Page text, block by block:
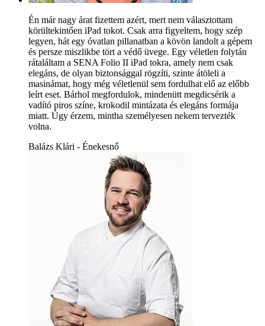
Én már nagy árat fizettem azért, mert nem választottam
körültekintően iPad tokot. Csak arra figyeltem, hogy szép
legyen, hát egy óvatlan pillanatban a kövön landolt a gépem
és persze miszlikbe tört a védő üvege. Egy véletlen folytán
rátaláltam a SENA Folio II iPad tokra, amely nem csak
elegáns, de olyan biztonsággal rögzíti, szinte átöleli a
masinámat, hogy még véletlenül sem fordulhat elő az előbb
leírt eset. Bárhol megfordulok, mindenütt megdicsérik a
vadító piros színe, krokodil mintázata és elegáns formája
miatt. Úgy érzem, mintha személyesen nekem tervezték
volna.
Balázs Klári - Énekesnő